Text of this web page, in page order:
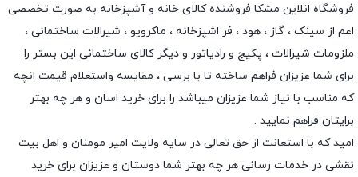
فروشگاه انلاین مشکا فروشنده کالای خانه و آشپزخانه به صورت تخصصی
اعم از سینک ، گاز ، هود ، فر اشپزخانه ، ماکرویو ، شیرالات ساختمانی ،
ملزومات شیرالات ، پکیج و رادیاتور و دیگر کالای ساختمانی این بستر را
برای شما عزیزان فراهم ساخته تا با برسی ، مقایسه واستعلام قیمت انچه
که مناسب با نیاز شما عزیزان میباشد را برای خرید اسان و هر چه بهتر
برایتان فراهم نمایید .
امید که با استعانت از حق تعالی در سایه ولایت امیر مومنان و اهل بیت
نقشی در خدمات رسانی هر چه بهتر شما دوستان و عزیزان برای خرید